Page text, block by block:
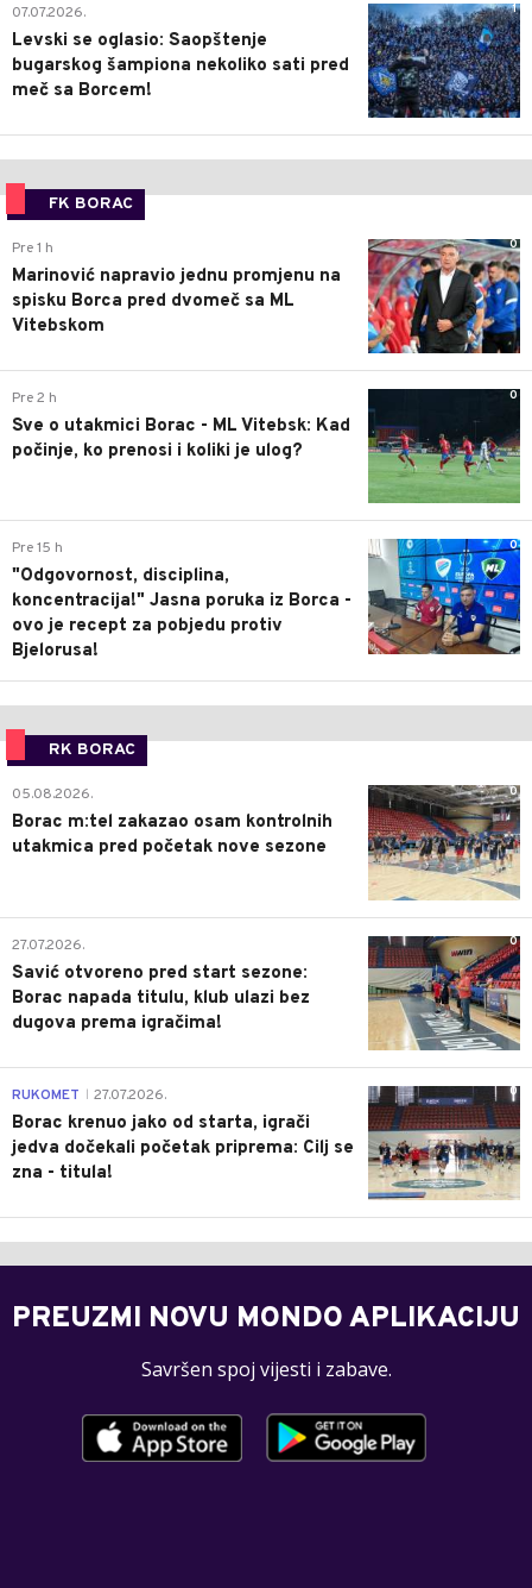
1
07.07.2026.
Levski se oglasio: Saopštenje
bugarskog šampiona nekoliko sati pred
meč sa Borcem!
FK BORAC
0
Pre 1 h
Marinović napravio jednu promjenu na
spisku Borca pred dvomeč sa ML
Vitebskom
0
Pre 2 h
Sve o utakmici Borac - ML Vitebsk: Kad
počinje, ko prenosi i koliki je ulog?
0
Pre 15 h
"Odgovornost, disciplina,
koncentracija!" Jasna poruka iz Borca -
ovo je recept za pobjedu protiv
Bjelorusa!
RK BORAC
0
05.08.2026.
Borac m:tel zakazao osam kontrolnih
utakmica pred početak nove sezone
0
27.07.2026.
Savić otvoreno pred start sezone:
Borac napada titulu, klub ulazi bez
dugova prema igračima!
0
RUKOMET 27.07.2026.
Borac krenuo jako od starta, igrači
jedva dočekali početak priprema: Cilj se
zna - titula!
PREUZMI NOVU MONDO APLIKACIJU
Savršen spoj vijesti i zabave.